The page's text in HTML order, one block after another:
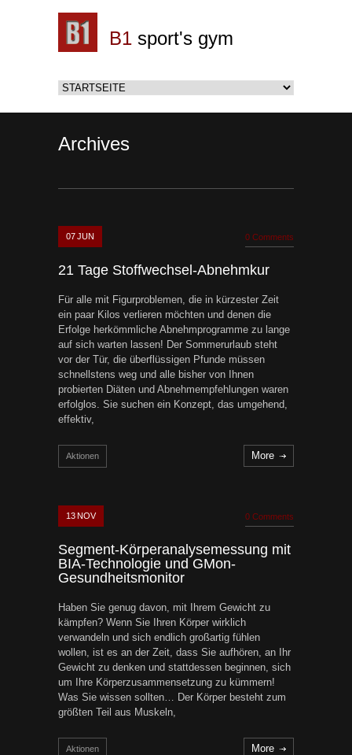
B1 sport's gym
Archives
07JUN 0 Comments
21 Tage Stoffwechsel-Abnehmkur
Für alle mit Figurproblemen, die in kürzester Zeit
ein paar Kilos verlieren möchten und denen die
Erfolge herkömmliche Abnehmprogramme zu lange
auf sich warten lassen! Der Sommerurlaub steht
vor der Tür, die überflüssigen Pfunde müssen
schnellstens weg und alle bisher von Ihnen
probierten Diäten und Abnehmempfehlungen waren
erfolglos. Sie suchen ein Konzept, das umgehend,
effektiv,
Aktionen More
13NOV 0 Comments
Segment-Körperanalysemessung mit
BIA-Technologie und GMon-
Gesundheitsmonitor
Haben Sie genug davon, mit Ihrem Gewicht zu
kämpfen? Wenn Sie Ihren Körper wirklich
verwandeln und sich endlich großartig fühlen
wollen, ist es an der Zeit, dass Sie aufhören, an Ihr
Gewicht zu denken und stattdessen beginnen, sich
um Ihre Körperzusammensetzung zu kümmern!
Was Sie wissen sollten… Der Körper besteht zum
größten Teil aus Muskeln,
Aktionen More